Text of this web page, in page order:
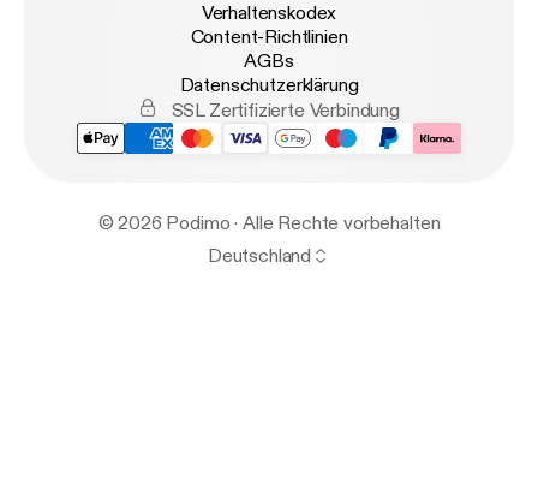
Verhaltenskodex
Content-Richtlinien
AGBs
Datenschutzerklärung
SSL Zertifizierte Verbindung
© 2026 Podimo · Alle Rechte vorbehalten
Deutschland